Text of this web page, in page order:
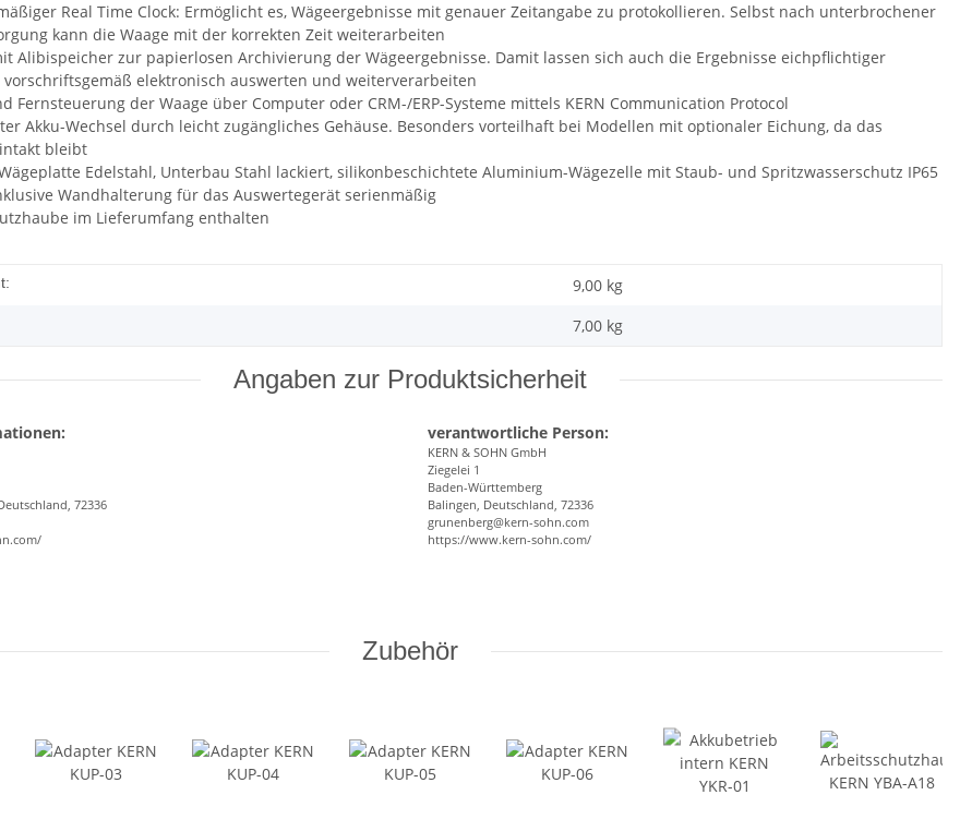
Real Time Clock: Ermöglicht es, Wägeergebnisse mit genauer Zeitangabe zu protokollieren. Selbst nach unterbrochener
kann die Waage mit der korrekten Zeit weiterarbeiten
Alibispeicher zur papierlosen Archivierung der Wägeergebnisse. Damit lassen sich auch die Ergebnisse eichpflichtiger
vorschriftsgemäß elektronisch auswerten und weiterverarbeiten
Fernsteuerung der Waage über Computer oder CRM-/ERP-Systeme mittels KERN Communication Protocol
Akku-Wechsel durch leicht zugängliches Gehäuse. Besonders vorteilhaft bei Modellen mit optionaler Eichung, da das
bleibt
Edelstahl, Unterbau Stahl lackiert, silikonbeschichtete Aluminium-Wägezelle mit Staub- und Spritzwasserschutz IP65
Wandhalterung für das Auswertegerät serienmäßig
im Lieferumfang enthalten
9,00 kg
7,00 kg
Angaben zur Produktsicherheit
72336
verantwortliche Person:
KERN & SOHN GmbH
Ziegelei 1
Baden-Württemberg
Balingen, Deutschland, 72336
grunenberg@kern-sohn.com
https://www.kern-sohn.com/
Zubehör